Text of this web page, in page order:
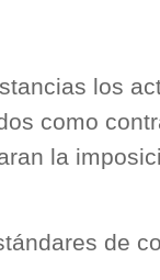
los
como
la
de